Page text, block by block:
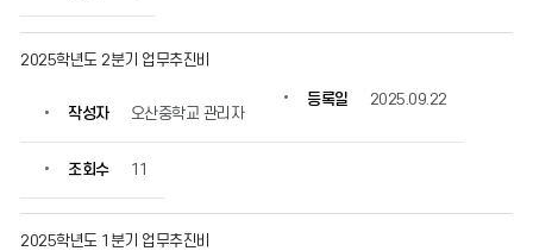
보
인
할
2025학년도 2분기 업무추진비
작성자 오산중학교 관리자
등록일 2025.09.22
조회수 11
2025학년도 1분기 업무추진비